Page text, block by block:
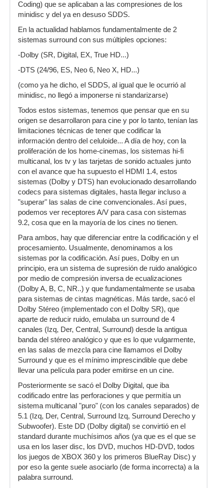
Coding) que se aplicaban a las compresiones de los
minidisc y del ya en desuso SDDS.
En la actualidad hablamos fundamentalmente de 2
sistemas surround con sus múltiples opciones:
-Dolby (SR, Digital, EX, True HD...)
-DTS (24/96, ES, Neo 6, Neo X, HD...)
(como ya he dicho, el SDDS, al igual que le ocurrió al
minidisc, no llegó a imponerse ni standarizarse)
Todos estos sistemas, tenemos que pensar que en su
origen se desarrollaron para cine y por lo tanto, tenían las
limitaciones técnicas de tener que codificar la
información dentro del celuloide... A día de hoy, con la
proliferación de los home-cinemas, los sistemas hi-fi
multicanal, los tv y las tarjetas de sonido actuales junto
con el avance que ha supuesto el HDMI 1.4, estos
sistemas (Dolby y DTS) han evolucionado desarrollando
codecs para sistemas digitales, hasta llegar incluso a
"superar" las salas de cine convencionales. Así pues,
podemos ver receptores A/V para casa con sistemas
9.2, cosa que en la mayoría de los cines no tienen.
Para ambos, hay que diferenciar entre la codificación y el
procesamiento. Usualmente, denominamos a los
sistemas por la codificación. Así pues, Dolby en un
principio, era un sistema de supresión de ruido analógico
por medio de compresión inversa de ecualizaciones
(Dolby A, B, C, NR..) y que fundamentalmente se usaba
para sistemas de cintas magnéticas. Más tarde, sacó el
Dolby Stéreo (implementado con el Dolby SR), que
aparte de reducir ruido, emulaba un surround de 4
canales (Izq, Der, Central, Surround) desde la antigua
banda del stéreo analógico y que es lo que vulgarmente,
en las salas de mezcla para cine llamamos el Dolby
Surround y que es el mínimo imprescindible que debe
llevar una película para poder emitirse en un cine.
Posteriormente se sacó el Dolby Digital, que iba
codificado entre las perforaciones y que permitía un
sistema multicanal "puro" (con los canales separados) de
5.1 (Izq, Der, Central, Surround Izq, Surround Derecho y
Subwoofer). Este DD (Dolby digital) se convirtió en el
standard durante muchísimos años (ya que es el que se
usa en los laser disc, los DVD, muchos HD-DVD, todos
los juegos de XBOX 360 y los primeros BlueRay Disc) y
por eso la gente suele asociarlo (de forma incorrecta) a la
palabra surround.